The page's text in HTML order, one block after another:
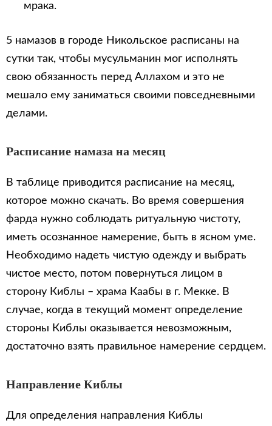
мрака.
5 намазов в городе Никольское расписаны на
сутки так, чтобы мусульманин мог исполнять
свою обязанность перед Аллахом и это не
мешало ему заниматься своими повседневными
делами.
Расписание намаза на месяц
В таблице приводится расписание на месяц,
которое можно скачать. Во время совершения
фарда нужно соблюдать ритуальную чистоту,
иметь осознанное намерение, быть в ясном уме.
Необходимо надеть чистую одежду и выбрать
чистое место, потом повернуться лицом в
сторону Киблы – храма Каабы в г. Мекке. В
случае, когда в текущий момент определение
стороны Киблы оказывается невозможным,
достаточно взять правильное намерение сердцем.
Направление Киблы
Для определения направления Киблы